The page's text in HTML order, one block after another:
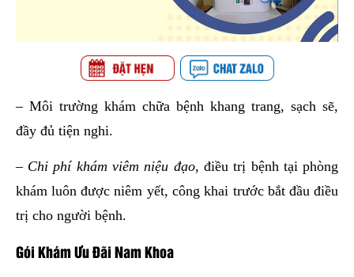
– Môi trường khám chữa bệnh khang trang, sạch sẽ,
đầy đủ tiện nghi.
– Chi phí khám viêm niệu đạo, điều trị bệnh tại phòng
khám luôn được niêm yết, công khai trước bắt đầu điều
trị cho người bệnh.
Gói Khám Ưu Đãi Nam Khoa